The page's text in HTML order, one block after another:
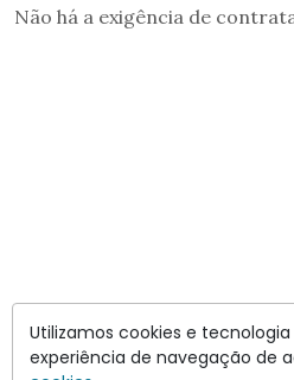
Não há a exigência de
Utilizamos cookies e
experiência de navegação de